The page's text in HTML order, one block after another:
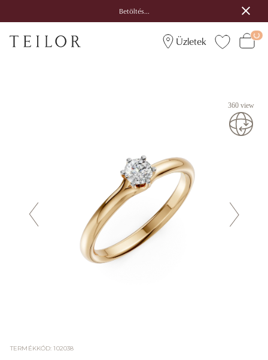
Betöltés...
Üzletek
360 view
TERMÉKKÓD:102038